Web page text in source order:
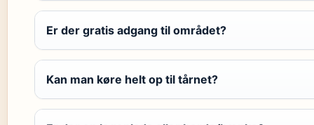
Er der gratis adgang til området?
Kan man køre helt op til tårnet?